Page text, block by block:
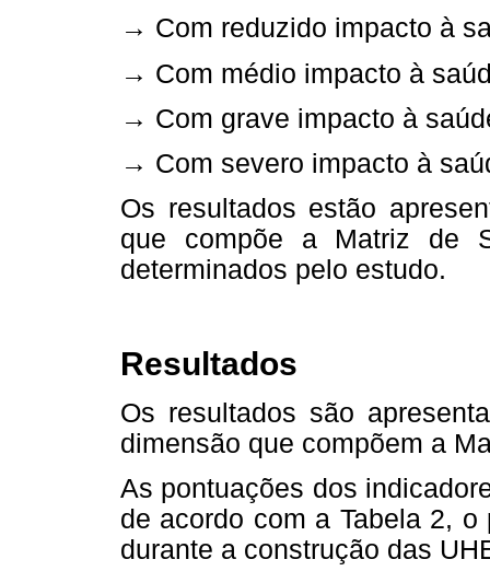
→ Com reduzido impacto à
→ Com médio impacto à
→ Com grave impacto à
→ Com severo impacto à
Os resultados estão
que compõe a Matriz de
determinados pelo estudo.
Resultados
Os resultados são
dimensão que compõem a
As pontuações dos
de acordo com a Tabela 2,
durante a construção das